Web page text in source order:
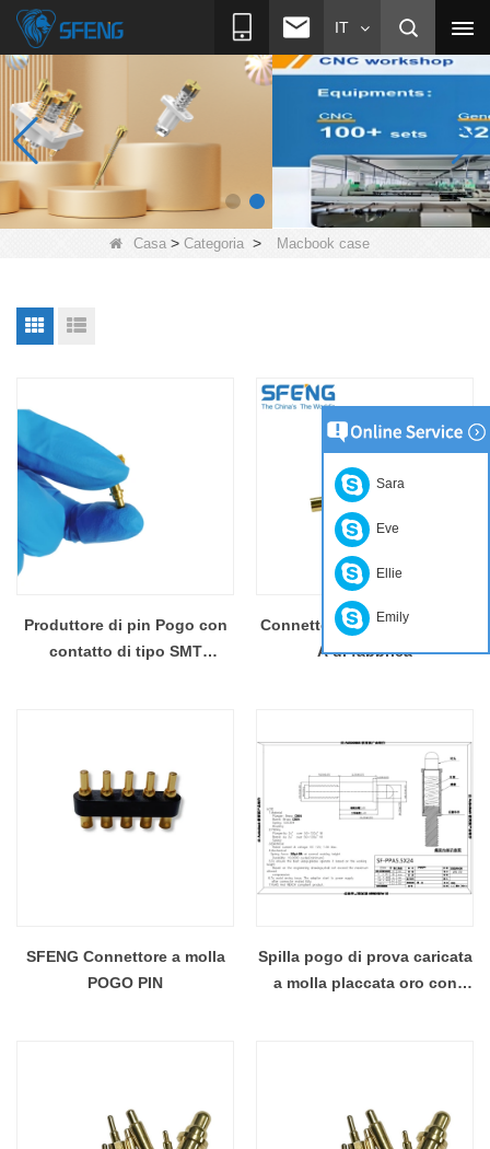
IT
Casa > Categoria > Macbook case
Produttore di pin Pogo con
contatto di tipo SMT
Connettore PIN POGO da 10
A di fabbrica
SFENG Connettore a molla
POGO PIN
Spilla pogo di prova caricata
a molla placcata oro con
Sara
Eve
Ellie
Emily